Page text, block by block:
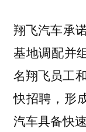
翔飞汽车承
基地调配并
名翔飞员工
快招聘，形
汽车具备快